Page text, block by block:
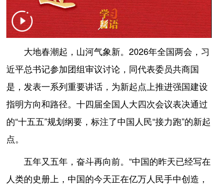
大地春潮起，山河气象新。2026年全国两会，习
近平总书记参加团组审议讨论，同代表委员共商国
是，发表一系列重要讲话，为新起点上推进强国建设
指明方向和路径。十四届全国人大四次会议表决通过
的“十五五”规划纲要，标注了中国人民“接力跑”的新起
点。
五年又五年，奋斗再向前。“中国的昨天已经写在
人类的史册上，中国的今天正在亿万人民手中创造，